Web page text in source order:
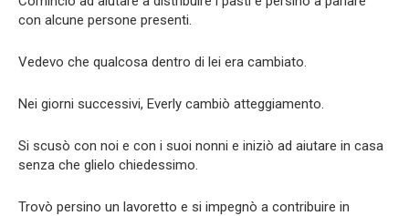
con alcune persone presenti.
Vedevo che qualcosa dentro di lei era cambiato.
Nei giorni successivi, Everly cambiò atteggiamento.
Si scusò con noi e con i suoi nonni e iniziò ad aiutare in casa
senza che glielo chiedessimo.
Trovò persino un lavoretto e si impegnò a contribuire in